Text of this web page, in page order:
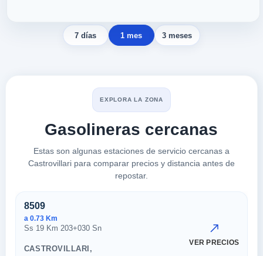
7 días 1 mes 3 meses
EXPLORA LA ZONA
Gasolineras cercanas
Estas son algunas estaciones de servicio cercanas a
Castrovillari para comparar precios y distancia antes de
repostar.
Estaciones cercanas en
8509
a 0.73 Km
Ss 19 Km 203+030 Sn
CASTROVILLARI,
VER PRECIOS